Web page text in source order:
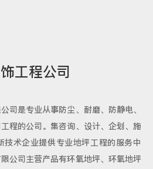
工程公司
司是专业从事防尘、耐磨、防静电、
程的公司。集咨询、设计、企划、施
技术企业提供专业地坪工程的服务中
公司主营产品有环氧地坪、环氧地坪